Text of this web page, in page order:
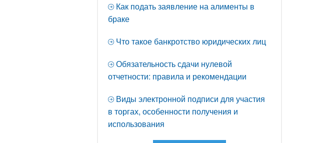
Как подать заявление на алименты в
браке
Что такое банкротство юридических лиц
Обязательность сдачи нулевой
отчетности: правила и рекомендации
Виды электронной подписи для участия
в торгах, особенности получения и
использования